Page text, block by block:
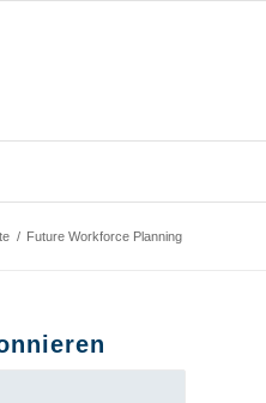
/ Future Workforce Planning